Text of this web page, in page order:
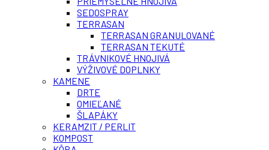
SEDOSPRAY
TERRASAN
TERRASAN GRANULOVANÉ
TERRASAN TEKUTÉ
TRÁVNIKOVÉ HNOJIVÁ
VÝŽIVOVÉ DOPLNKY
KAMENE
DRTE
OMIEĽANÉ
ŠLAPÁKY
KERAMZIT / PERLIT
KOMPOST